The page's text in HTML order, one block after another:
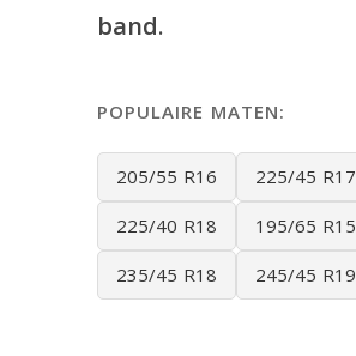
band.
POPULAIRE MATEN:
205/55 R16 225/45 R17
225/40 R18 195/65 R15
235/45 R18 245/45 R19